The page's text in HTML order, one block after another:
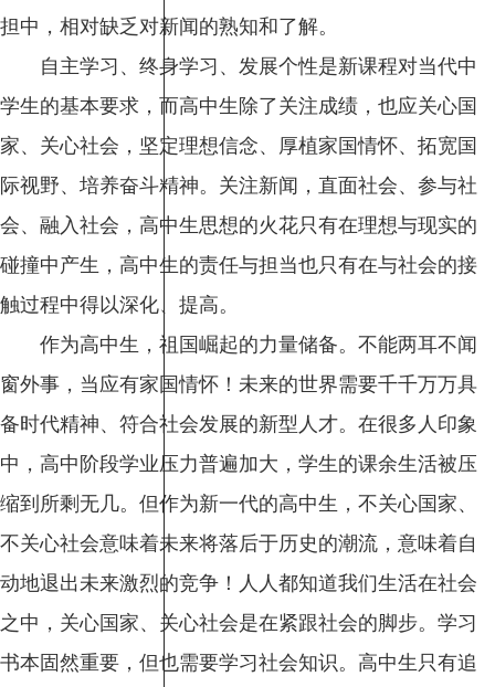
担中，相对缺乏对新闻的熟知和了解。
自主学习、终身学习、发展个性是新课程对当代中
学生的基本要求，而高中生除了关注成绩，也应关心国
家、关心社会，坚定理想信念、厚植家国情怀、拓宽国
际视野、培养奋斗精神。关注新闻，直面社会、参与社
会、融入社会，高中生思想的火花只有在理想与现实的
碰撞中产生，高中生的责任与担当也只有在与社会的接
触过程中得以深化、提高。
作为高中生，祖国崛起的力量储备。不能两耳不闻
窗外事，当应有家国情怀！未来的世界需要千千万万具
备时代精神、符合社会发展的新型人才。在很多人印象
中，高中阶段学业压力普遍加大，学生的课余生活被压
缩到所剩无几。但作为新一代的高中生，不关心国家、
不关心社会意味着未来将落后于历史的潮流，意味着自
动地退出未来激烈的竞争！人人都知道我们生活在社会
之中，关心国家、关心社会是在紧跟社会的脚步。学习
书本固然重要，但也需要学习社会知识。高中生只有追